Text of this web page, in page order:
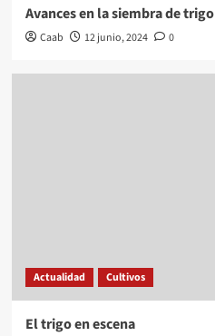
Avances en la siembra de trigo
Caab 12 junio, 2024 0
Actualidad Cultivos
El trigo en escena